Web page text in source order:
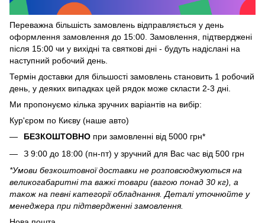
Переважна більшість замовлень відправляється у день
оформлення замовлення до 15:00. Замовлення, підтверджені
після 15:00 чи у вихідні та святкові дні - будуть надіслані на
наступний робочий день.
Термін доставки для більшості замовлень становить 1 робочий
день, у деяких випадках цей рядок може скласти 2-3 дні.
Ми пропонуємо кілька зручних варіантів на вибір:
Кур'єром по Києву (наше авто)
БЕЗКОШТОВНО при замовленні від 5000 грн*
З 9:00 до 18:00 (пн-пт) у зручний для Вас час від 500 грн
*Умови безкоштовної доставки не розповсюджуються на
великогабаритні та важкі товари (вагою понад 30 кг), а
також на певні категорії обладнання. Деталі уточнюйте у
менеджера при підтвердженні замовлення.